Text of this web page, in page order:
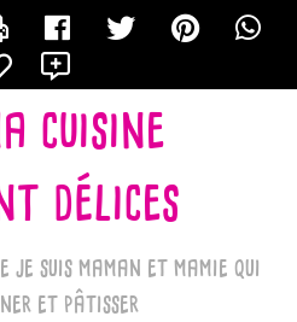
cuisine
délices
suis maman et mamie qui
et pâtisser